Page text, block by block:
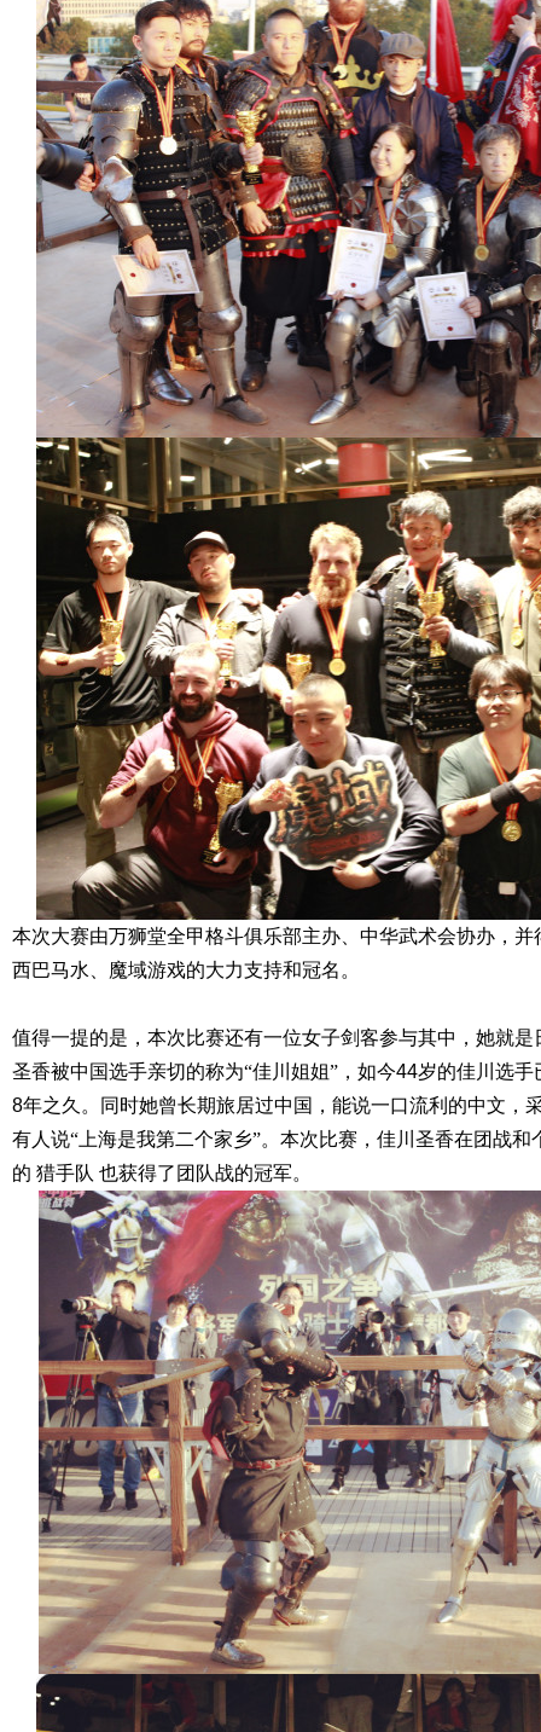
本次大赛由万狮堂全甲格斗俱乐部主办、中华武术会协办，
西巴马水、魔域游戏的大力支持和冠名。
值得一提的是，本次比赛还有一位女子剑客参与其中，她就是
圣香被中国选手亲切的称为“佳川姐姐”，如今44岁的佳川选手
8年之久。同时她曾长期旅居过中国，能说一口流利的中文，
有人说“上海是我第二个家乡”。本次比赛，佳川圣香在团战
的 猎手队 也获得了团队战的冠军。